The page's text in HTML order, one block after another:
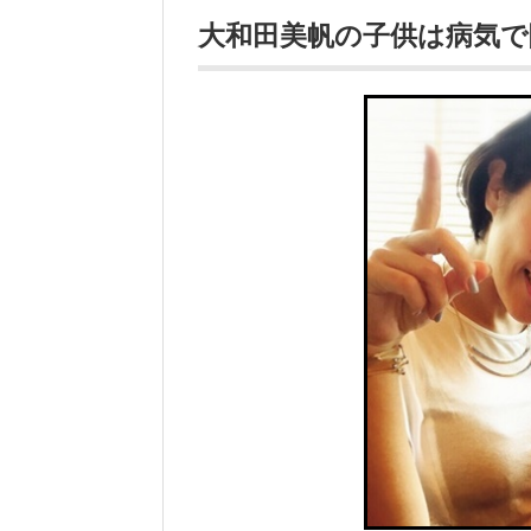
大和田美帆の子供は病気